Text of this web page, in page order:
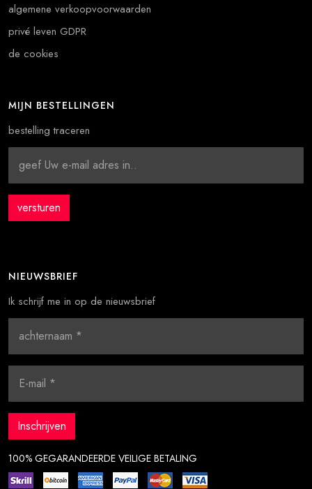
algemene verkoopvoorwaarden
privé leven GDPR
de cookies
MIJN BESTELLINGEN
bestelling traceren
NIEUWSBRIEF
Ik schrijf me in op de nieuwsbrief
100% GEGARANDEERDE VEILIGE BETALING